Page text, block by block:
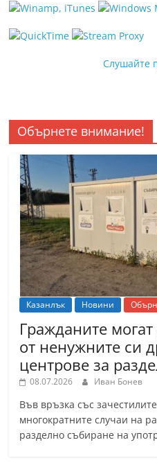
Слушайте
Обърнете внимание!
Казанлък Новини
Гражданите
от ненужните си
центрове за
08.07.2026 Иван Бонев
Във връзка със
многократните случаи на
разделно събиране на